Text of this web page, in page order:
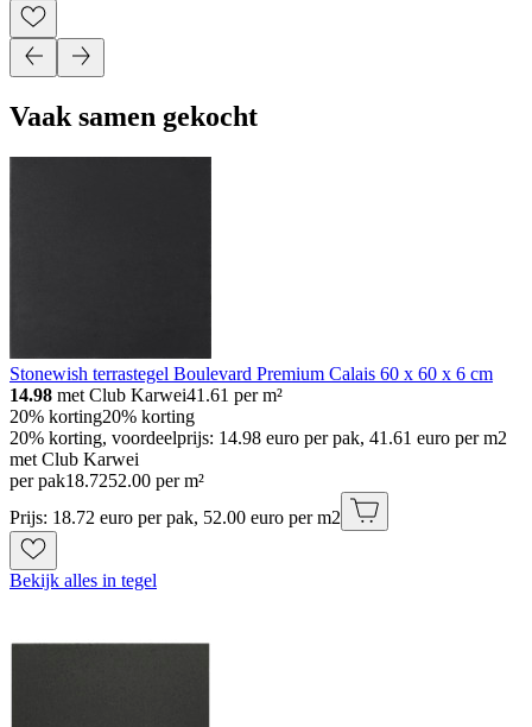
Vaak samen gekocht
Stonewish terrastegel Boulevard Premium Calais 60 x 60 x 6 cm
14.98 met Club Karwei41.61 per m²
20% korting20% korting
20% korting, voordeelprijs: 14.98 euro per pak, 41.61 euro per m2
met Club Karwei
per pak18.7252.00 per m²
Prijs: 18.72 euro per pak, 52.00 euro per m2
Bekijk alles in tegel